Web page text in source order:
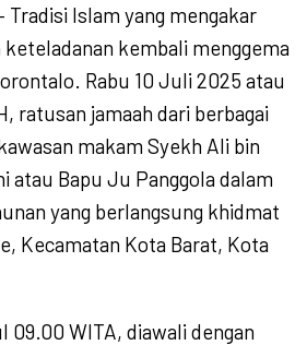
Tradisi Islam yang mengakar
kembali menggema
Rabu 10 Juli 2025 atau
ratusan jamaah dari berbagai
makam Syekh Ali bin
atau Bapu Ju Panggola dalam
yang berlangsung khidmat
Kecamatan Kota Barat, Kota
09.00 WITA, diawali dengan